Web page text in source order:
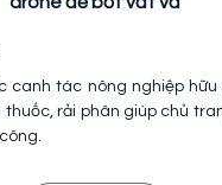
canh tác nông nghiệp
thuốc, rải phân giúp chủ